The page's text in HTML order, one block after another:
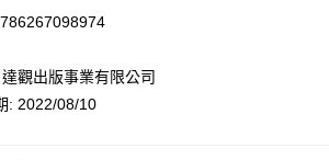
觀出版事業有限公司
: 2022/08/10